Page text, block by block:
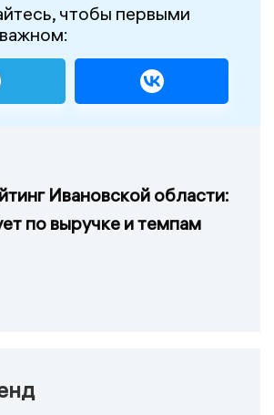
чтобы первыми
Ивановской области:
по выручке и темпам